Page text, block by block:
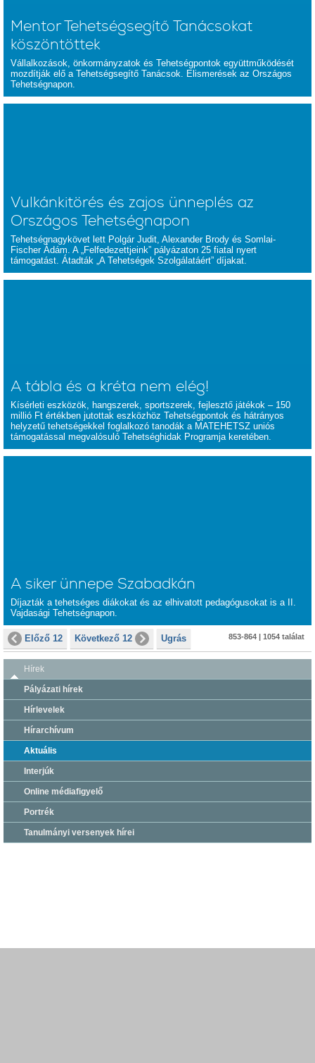
Mentor Tehetségsegítő Tanácsokat
köszöntöttek
Vállalkozások, önkormányzatok és Tehetségpontok együttműködését
mozdítják elő a Tehetségsegítő Tanácsok. Elismerések az Országos
Tehetségnapon.
Vulkánkitörés és zajos ünneplés az
Országos Tehetségnapon
Tehetségnagykövet lett Polgár Judit, Alexander Brody és Somlai-
Fischer Ádám. A „Felfedezettjeink” pályázaton 25 fiatal nyert
támogatást. Átadták „A Tehetségek Szolgálatáért” díjakat.
A tábla és a kréta nem elég!
Kísérleti eszközök, hangszerek, sportszerek, fejlesztő játékok – 150
millió Ft értékben jutottak eszközhöz Tehetségpontok és hátrányos
helyzetű tehetségekkel foglalkozó tanodák a MATEHETSZ uniós
támogatással megvalósuló Tehetséghidak Programja keretében.
A siker ünnepe Szabadkán
Díjazták a tehetséges diákokat és az elhivatott pedagógusokat is a II.
Vajdasági Tehetségnapon.
Előző 12 Következő 12 Ugrás 853-864 | 1054 találat
Hírek
Pályázati hírek
Hírlevelek
Hírarchívum
Aktuális
Interjúk
Online médiafigyelő
Portrék
Tanulmányi versenyek hírei